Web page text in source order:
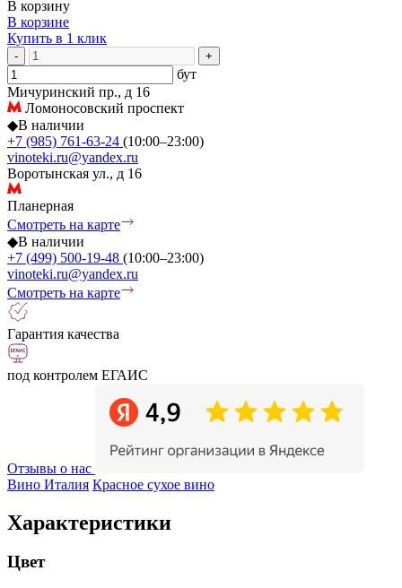
В корзину
В корзине
Купить в 1 клик
- +
бут
Мичуринский пр., д 16
Ломоносовский проспект
◆В наличии
+7 (985) 761-63-24 (10:00–23:00)
vinoteki.ru@yandex.ru
Воротынская ул., д 16
Планерная
Смотреть на карте
◆В наличии
+7 (499) 500-19-48 (10:00–23:00)
vinoteki.ru@yandex.ru
Смотреть на карте
Гарантия качества
под контролем ЕГАИС
Отзывы о нас
Вино Италия Красное сухое вино
Характеристики
Цвет